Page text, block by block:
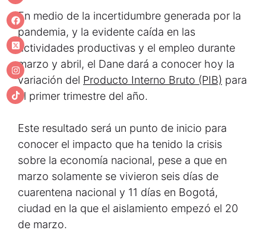
En medio de la incertidumbre generada por la
pandemia, y la evidente caída en las
actividades productivas y el empleo durante
marzo y abril, el Dane dará a conocer hoy la
variación del Producto Interno Bruto (PIB) para
el primer trimestre del año.
Este resultado será un punto de inicio para
conocer el impacto que ha tenido la crisis
sobre la economía nacional, pese a que en
marzo solamente se vivieron seis días de
cuarentena nacional y 11 días en Bogotá,
ciudad en la que el aislamiento empezó el 20
de marzo.